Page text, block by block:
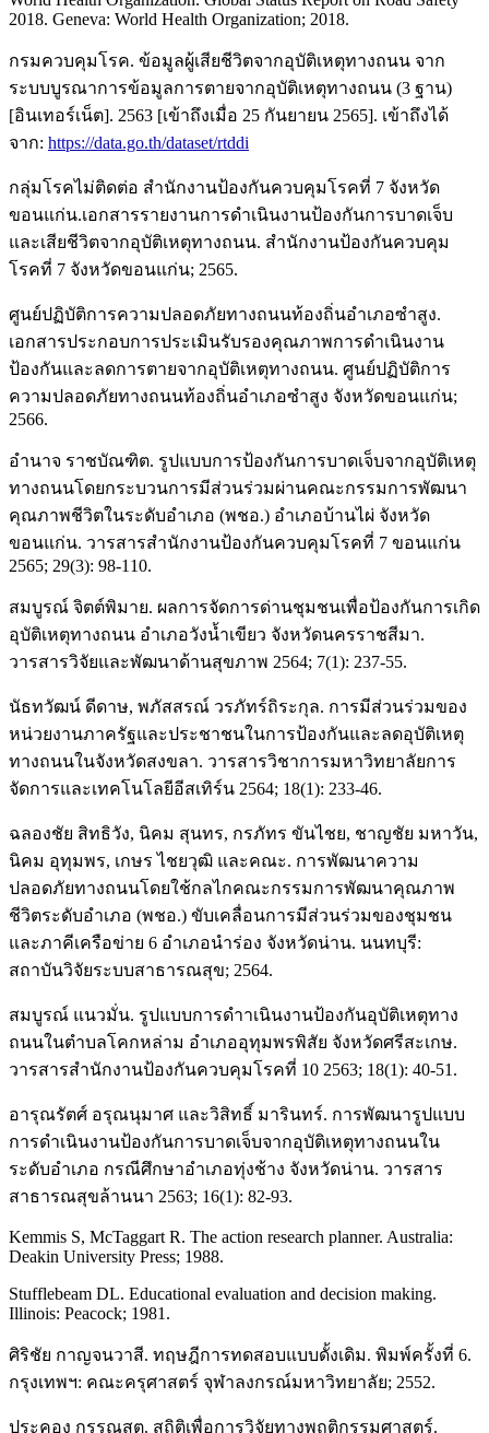
2018. Geneva: World Health Organization; 2018.
กรมควบคุมโรค. ข้อมูลผู้เสียชีวิตจากอุบัติเหตุทางถนน จาก
ระบบบูรณาการข้อมูลการตายจากอุบัติเหตุทางถนน (3 ฐาน)
[อินเทอร์เน็ต]. 2563 [เข้าถึงเมื่อ 25 กันยายน 2565]. เข้าถึงได้
จาก: https://data.go.th/dataset/rtddi
กลุ่มโรคไม่ติดต่อ สำนักงานป้องกันควบคุมโรคที่ 7 จังหวัด
ขอนแก่น.เอกสารรายงานการดำเนินงานป้องกันการบาดเจ็บ
และเสียชีวิตจากอุบัติเหตุทางถนน. สำนักงานป้องกันควบคุม
โรคที่ 7 จังหวัดขอนแก่น; 2565.
ศูนย์ปฏิบัติการความปลอดภัยทางถนนท้องถิ่นอำเภอซำสูง.
เอกสารประกอบการประเมินรับรองคุณภาพการดำเนินงาน
ป้องกันและลดการตายจากอุบัติเหตุทางถนน. ศูนย์ปฏิบัติการ
ความปลอดภัยทางถนนท้องถิ่นอำเภอซำสูง จังหวัดขอนแก่น;
2566.
อำนาจ ราชบัณฑิต. รูปแบบการป้องกันการบาดเจ็บจากอุบัติเหตุ
ทางถนนโดยกระบวนการมีส่วนร่วมผ่านคณะกรรมการพัฒนา
คุณภาพชีวิตในระดับอำเภอ (พชอ.) อำเภอบ้านไผ่ จังหวัด
ขอนแก่น. วารสารสำนักงานป้องกันควบคุมโรคที่ 7 ขอนแก่น
2565; 29(3): 98-110.
สมบูรณ์ จิตต์พิมาย. ผลการจัดการด่านชุมชนเพื่อป้องกันการเกิด
อุบัติเหตุทางถนน อำเภอวังน้ำเขียว จังหวัดนครราชสีมา.
วารสารวิจัยและพัฒนาด้านสุขภาพ 2564; 7(1): 237-55.
นัธทวัฒน์ ดีดาษ, พภัสสรณ์ วรภัทร์ถิระกุล. การมีส่วนร่วมของ
หน่วยงานภาครัฐและประชาชนในการป้องกันและลดอุบัติเหตุ
ทางถนนในจังหวัดสงขลา. วารสารวิชาการมหาวิทยาลัยการ
จัดการและเทคโนโลยีอีสเทิร์น 2564; 18(1): 233-46.
ฉลองชัย สิทธิวัง, นิคม สุนทร, กรภัทร ขันไชย, ชาญชัย มหาวัน,
นิคม อุทุมพร, เกษร ไชยวุฒิ และคณะ. การพัฒนาความ
ปลอดภัยทางถนนโดยใช้กลไกคณะกรรมการพัฒนาคุณภาพ
ชีวิตระดับอำเภอ (พชอ.) ขับเคลื่อนการมีส่วนร่วมของชุมชน
และภาคีเครือข่าย 6 อำเภอนำร่อง จังหวัดน่าน. นนทบุรี:
สถาบันวิจัยระบบสาธารณสุข; 2564.
สมบูรณ์ แนวมั่น. รูปแบบการดำาเนินงานป้องกันอุบัติเหตุทาง
ถนนในตำบลโคกหล่าม อำเภออุทุมพรพิสัย จังหวัดศรีสะเกษ.
วารสารสำนักงานป้องกันควบคุมโรคที่ 10 2563; 18(1): 40-51.
อารุณรัตศ์ อรุณนุมาศ และวิสิทธิ์ มารินทร์. การพัฒนารูปแบบ
การดำเนินงานป้องกันการบาดเจ็บจากอุบัติเหตุทางถนนใน
ระดับอำเภอ กรณีศึกษาอำเภอทุ่งช้าง จังหวัดน่าน. วารสาร
สาธารณสุขล้านนา 2563; 16(1): 82-93.
Kemmis S, McTaggart R. The action research planner. Australia:
Deakin University Press; 1988.
Stufflebeam DL. Educational evaluation and decision making.
Illinois: Peacock; 1981.
ศิริชัย กาญจนวาสี. ทฤษฎีการทดสอบแบบดั้งเดิม. พิมพ์ครั้งที่ 6.
กรุงเทพฯ: คณะครุศาสตร์ จุฬาลงกรณ์มหาวิทยาลัย; 2552.
ประคอง กรรณสูต. สถิติเพื่อการวิจัยทางพฤติกรรมศาสตร์.